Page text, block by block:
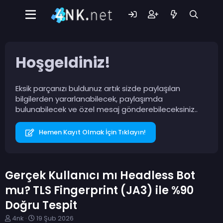
Hoşgeldiniz!
Eksik parçanızı buldunuz artık sizde paylaşılan
bilgilerden yararlanabilecek, paylaşımda
bulunabilecek ve özel mesaj gönderebileceksiniz..
Hemen Kayıt Olmak İçin Tıklayın!
Gerçek Kullanıcı mı Headless Bot
mu? TLS Fingerprint (JA3) ile %90
Doğru Tespit
K
4nk
B
19 Şub 2026